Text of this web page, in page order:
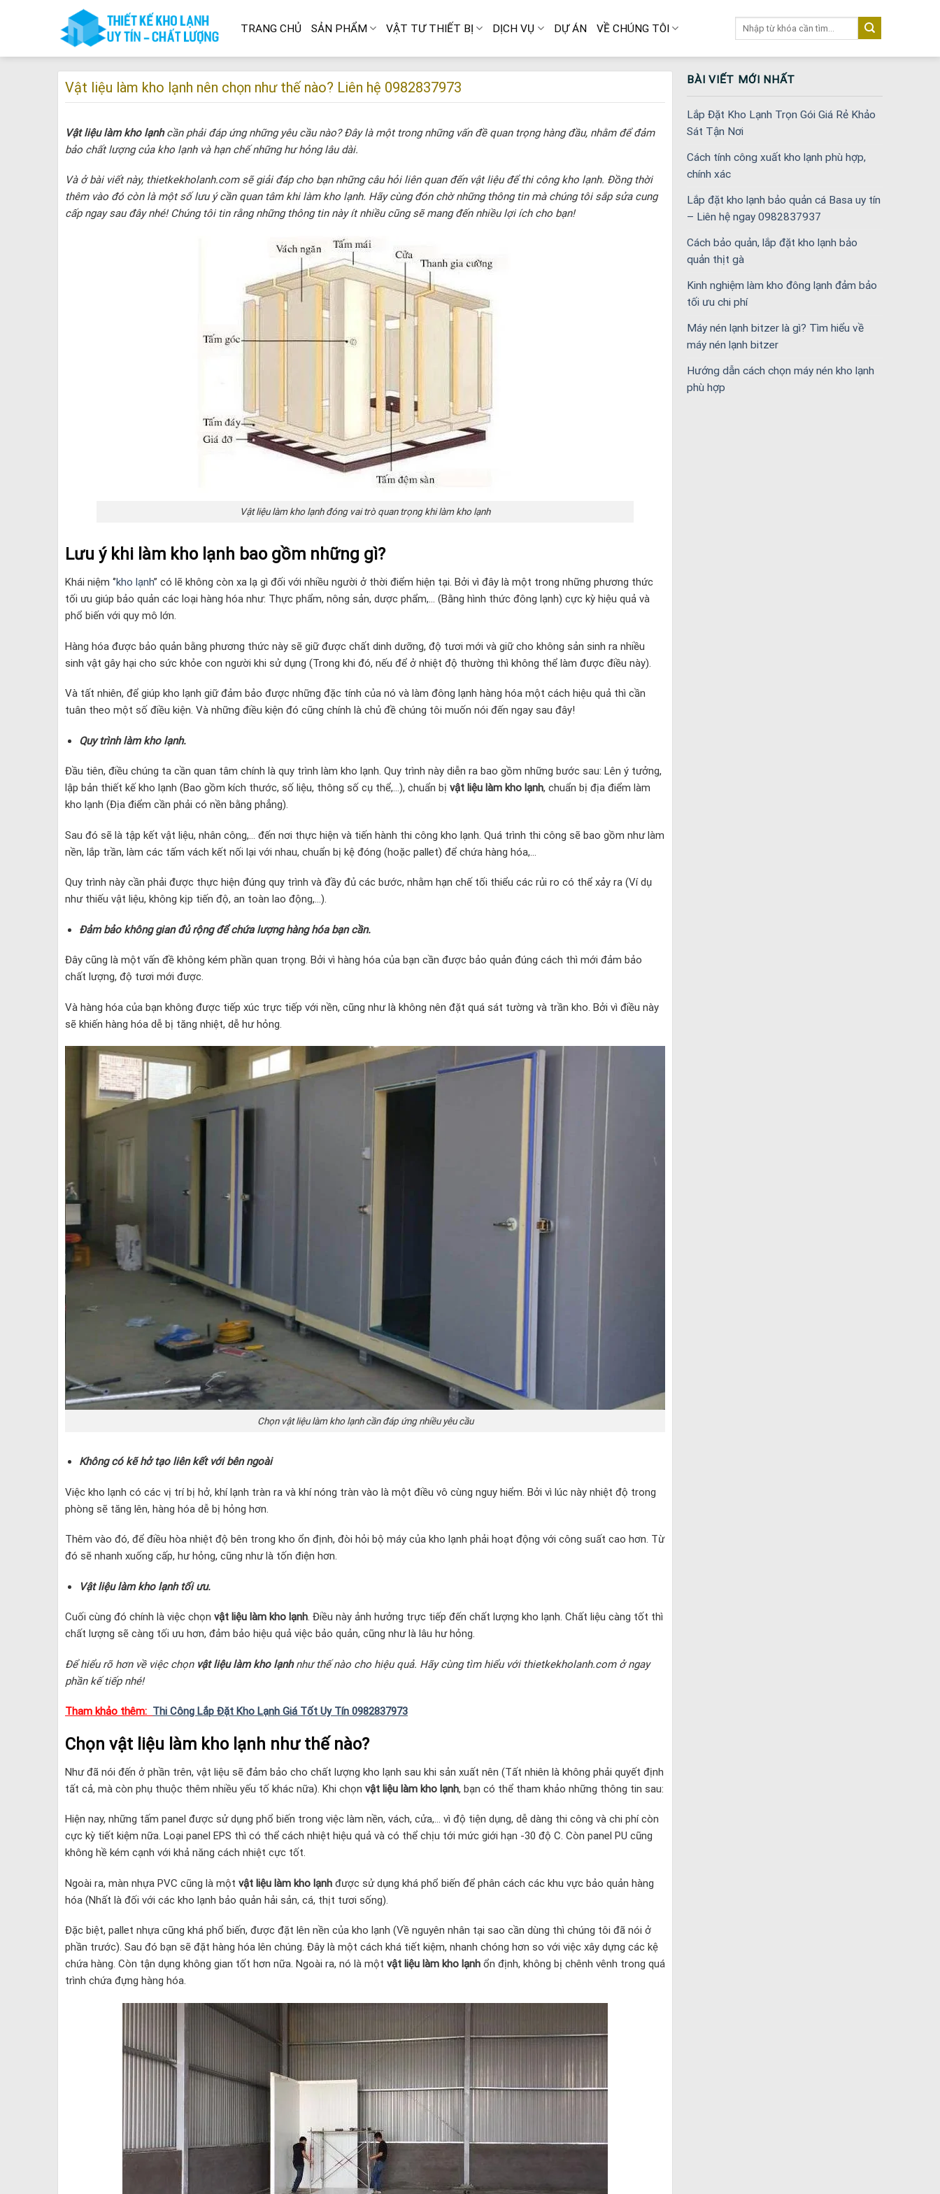
TRANG CHỦ SẢN PHẨM VẬT TƯ THIẾT BỊ DỊCH VỤ DỰ ÁN VỀ CHÚNG TÔI
Tìm
Vật liệu làm kho lạnh nên chọn như thế nào? Liên hệ 0982837973
Vật liệu làm kho lạnhcần phải đáp ứng những yêu cầu nào? Đây là một trong những vấn đề quan trọng hàng đầu, nhằm để đảm
bảo chất lượng của kho lạnh và hạn chế những hư hỏng lâu dài.
Và ở bài viết này, thietkekholanh.com sẽ giải đáp cho bạn những câu hỏi liên quan đến vật liệu để thi công kho lạnh. Đồng thời
thêm vào đó còn là một số lưu ý cần quan tâm khi làm kho lạnh. Hãy cùng đón chờ những thông tin mà chúng tôi sắp sửa cung
cấp ngay sau đây nhé! Chúng tôi tin rằng những thông tin này ít nhiều cũng sẽ mang đến nhiều lợi ích cho bạn!
Vật liệu làm kho lạnh đóng vai trò quan trọng khi làm kho lạnh
Lưu ý khi làm kho lạnh bao gồm những gì?
Khái niệm ‘’kho lạnh’’ có lẽ không còn xa lạ gì đối với nhiều người ở thời điểm hiện tại. Bởi vì đây là một trong những phương thức
tối ưu giúp bảo quản các loại hàng hóa như: Thực phẩm, nông sản, dược phẩm,… (Bằng hình thức đông lạnh) cực kỳ hiệu quả và
phổ biến với quy mô lớn.
Hàng hóa được bảo quản bằng phương thức này sẽ giữ được chất dinh dưỡng, độ tươi mới và giữ cho không sản sinh ra nhiều
sinh vật gây hại cho sức khỏe con người khi sử dụng (Trong khi đó, nếu để ở nhiệt độ thường thì không thể làm được điều này).
Và tất nhiên, để giúp kho lạnh giữ đảm bảo được những đặc tính của nó và làm đông lạnh hàng hóa một cách hiệu quả thì cần
tuân theo một số điều kiện. Và những điều kiện đó cũng chính là chủ đề chúng tôi muốn nói đến ngay sau đây!
Quy trình làm kho lạnh.
Đầu tiên, điều chúng ta cần quan tâm chính là quy trình làm kho lạnh. Quy trình này diễn ra bao gồm những bước sau: Lên ý tưởng,
lập bản thiết kế kho lạnh (Bao gồm kích thước, số liệu, thông số cụ thể,…), chuẩn bị vật liệu làm kho lạnh, chuẩn bị địa điểm làm
kho lạnh (Địa điểm cần phải có nền bằng phẳng).
Sau đó sẽ là tập kết vật liệu, nhân công,… đến nơi thực hiện và tiến hành thi công kho lạnh. Quá trình thi công sẽ bao gồm như làm
nền, lắp trần, làm các tấm vách kết nối lại với nhau, chuẩn bị kệ đóng (hoặc pallet) để chứa hàng hóa,…
Quy trình này cần phải được thực hiện đúng quy trình và đầy đủ các bước, nhằm hạn chế tối thiểu các rủi ro có thể xảy ra (Ví dụ
như thiếu vật liệu, không kịp tiến độ, an toàn lao động,…).
Đảm bảo không gian đủ rộng để chứa lượng hàng hóa bạn cần.
Đây cũng là một vấn đề không kém phần quan trọng. Bởi vì hàng hóa của bạn cần được bảo quản đúng cách thì mới đảm bảo
chất lượng, độ tươi mới được.
Và hàng hóa của bạn không được tiếp xúc trực tiếp với nền, cũng như là không nên đặt quá sát tường và trần kho. Bởi vì điều này
sẽ khiến hàng hóa dễ bị tăng nhiệt, dễ hư hỏng.
Chọn vật liệu làm kho lạnh cần đáp ứng nhiều yêu cầu
Không có kẽ hở tạo liên kết với bên ngoài
Việc kho lạnh có các vị trí bị hở, khí lạnh tràn ra và khí nóng tràn vào là một điều vô cùng nguy hiểm. Bởi vì lúc này nhiệt độ trong
phòng sẽ tăng lên, hàng hóa dễ bị hỏng hơn.
Thêm vào đó, để điều hòa nhiệt độ bên trong kho ổn định, đòi hỏi bộ máy của kho lạnh phải hoạt động với công suất cao hơn. Từ
đó sẽ nhanh xuống cấp, hư hỏng, cũng như là tốn điện hơn.
Vật liệu làm kho lạnh tối ưu.
Cuối cùng đó chính là việc chọn vật liệu làm kho lạnh. Điều này ảnh hưởng trực tiếp đến chất lượng kho lạnh. Chất liệu càng tốt thì
chất lượng sẽ càng tối ưu hơn, đảm bảo hiệu quả việc bảo quản, cũng như là lâu hư hỏng.
Để hiểu rõ hơn về việc chọn vật liệu làm kho lạnhnhư thế nào cho hiệu quả. Hãy cùng tìm hiểu với thietkekholanh.com ở ngay
phần kế tiếp nhé!
Tham khảo thêm: Thi Công Lắp Đặt Kho Lạnh Giá Tốt Uy Tín 0982837973
Chọn vật liệu làm kho lạnh như thế nào?
Như đã nói đến ở phần trên, vật liệu sẽ đảm bảo cho chất lượng kho lạnh sau khi sản xuất nên (Tất nhiên là không phải quyết định
tất cả, mà còn phụ thuộc thêm nhiều yếu tố khác nữa). Khi chọn vật liệu làm kho lạnh, bạn có thể tham khảo những thông tin sau:
Hiện nay, những tấm panel được sử dụng phổ biến trong việc làm nền, vách, cửa,… vì độ tiện dụng, dễ dàng thi công và chi phí còn
cực kỳ tiết kiệm nữa. Loại panel EPS thì có thể cách nhiệt hiệu quả và có thể chịu tới mức giới hạn -30 độ C. Còn panel PU cũng
không hề kém cạnh với khả năng cách nhiệt cực tốt.
Ngoài ra, màn nhựa PVC cũng là một vật liệu làm kho lạnh được sử dụng khá phổ biến để phân cách các khu vực bảo quản hàng
hóa (Nhất là đối với các kho lạnh bảo quản hải sản, cá, thịt tươi sống).
Đặc biệt, pallet nhựa cũng khá phổ biến, được đặt lên nền của kho lạnh (Về nguyên nhân tại sao cần dùng thì chúng tôi đã nói ở
phần trước). Sau đó bạn sẽ đặt hàng hóa lên chúng. Đây là một cách khá tiết kiệm, nhanh chóng hơn so với việc xây dựng các kệ
chứa hàng. Còn tận dụng không gian tốt hơn nữa. Ngoài ra, nó là một vật liệu làm kho lạnh ổn định, không bị chênh vênh trong quá
trình chứa đựng hàng hóa.
BÀI VIẾT MỚI NHẤT
Lắp Đặt Kho Lạnh Trọn Gói Giá Rẻ Khảo
Sát Tận Nơi
Cách tính công xuất kho lạnh phù hợp,
chính xác
Lắp đặt kho lạnh bảo quản cá Basa uy tín
– Liên hệ ngay 0982837937
Cách bảo quản, lắp đặt kho lạnh bảo
quản thịt gà
Kinh nghiệm làm kho đông lạnh đảm bảo
tối ưu chi phí
Máy nén lạnh bitzer là gì? Tìm hiểu về
máy nén lạnh bitzer
Hướng dẫn cách chọn máy nén kho lạnh
phù hợp